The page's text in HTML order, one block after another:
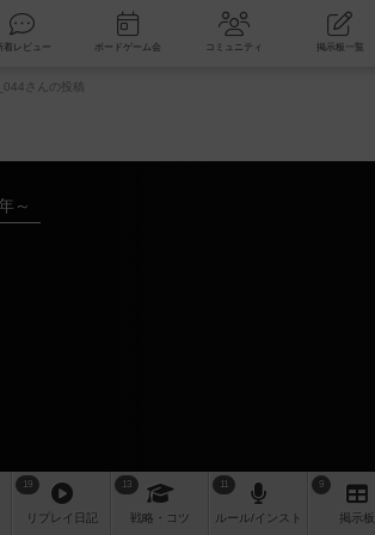
新着レビュー ボードゲーム会 コミュニティ
さんの投稿
～
19
リプレイ 日記
13
戦略 ・コツ
11
ルール/インスト
9
掲示板